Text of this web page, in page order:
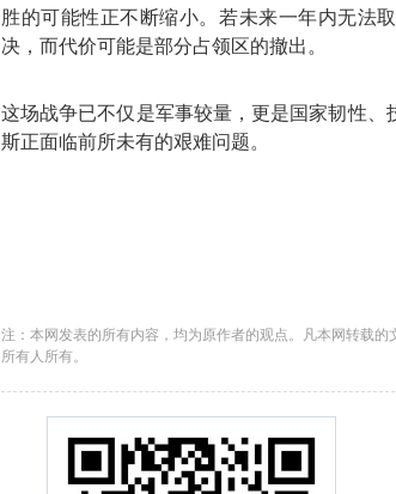
胜的可能性正不断缩小。若未来一年内无法
决，而代价可能是部分占领区的撤出。
这场战争已不仅是军事较量，更是‌国家韧性、
斯正面临前所未有的艰难问题。
注：本网发表的所有内容，均为原作者的观点。凡本网转载
所有人所有。